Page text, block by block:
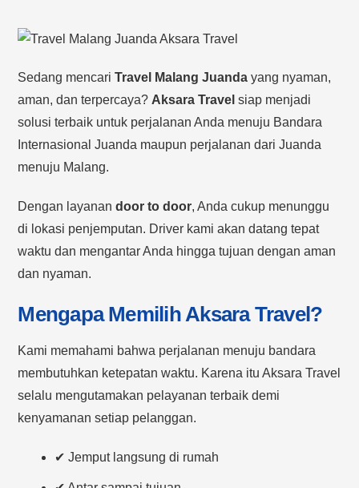
Sedang mencariTravel Malang Juanda yang nyaman,
aman, dan terpercaya? Aksara Travel siap menjadi
solusi terbaik untuk perjalanan Anda menuju Bandara
Internasional Juanda maupun perjalanan dari Juanda
menuju Malang.
Dengan layanandoor to door, Anda cukup menunggu
di lokasi penjemputan. Driver kami akan datang tepat
waktu dan mengantar Anda hingga tujuan dengan aman
dan nyaman.
Mengapa Memilih Aksara Travel?
Kami memahami bahwa perjalanan menuju bandara
membutuhkan ketepatan waktu. Karena itu Aksara Travel
selalu mengutamakan pelayanan terbaik demi
kenyamanan setiap pelanggan.
✔ Jemput langsung di rumah